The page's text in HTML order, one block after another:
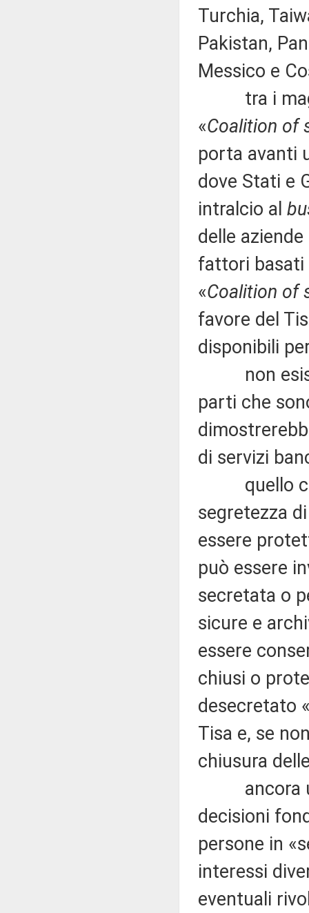
Turchia,
Pakistan,
Messico e
tra i
«Coalition of
porta avanti
dove Stati e
intralcio al
delle
fattori basati
«Coalition of
favore del
disponibili
non esiste
parti che
di servizi
quello che
segretezza
essere
può essere
secretata o
sicure e
essere
chiusi o
desecretato
Tisa e, se
chiusura
ancora
decisioni
persone in
interessi
eventuali